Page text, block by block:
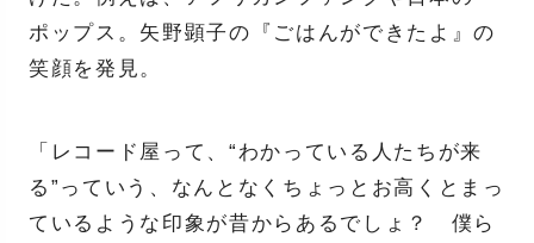
ポップス。矢野顕子の『ごはんができたよ』の
笑顔を発見。
「レコード屋って、“わかっている人たちが来
る”っていう、なんとなくちょっとお高くとまっ
ているような印象が昔からあるでしょ？ 僕ら